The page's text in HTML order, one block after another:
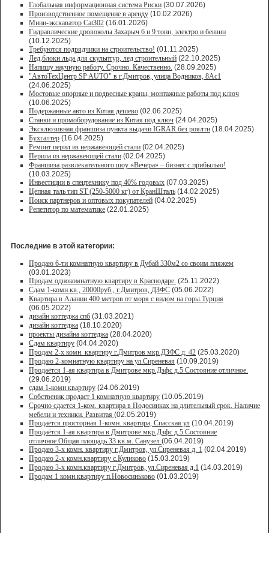
Глобальная информационная система Риски (30.07.2026)
Производственное помещение в аренду (10.02.2026)
Мини-экскаватор Cat302 (16.01.2026)
Гидравлические дровоколы Захарыч 6 и 9 тонн, электро и бензин
(10.12.2025)
Требуются подрядчики на строительство! (01.11.2025)
Лед,блоки льда для скульптур, лед строительный (22.10.2025)
Напишу научную работу. Срочно. Качественно. (28.09.2025)
"АвтоТехЦентр SP AUTO" в г.Дмитров, улица Водников, 8Ас1
(24.06.2025)
Мостовые опорные и подвесные краны, монтажные работы под ключ
(10.06.2025)
Подержанные авто из Китая дешево (02.06.2025)
Станки и промоборудование из Китая под ключ (24.04.2025)
Эксклюзивная франшиза пункта выдачи IGRAR без роялти (18.04.2025)
Бухгалтер (16.04.2025)
Ремонт перил из нержавеющей стали (02.04.2025)
Перила из нержавеющей стали (02.04.2025)
Франшиза развлекательного шоу «Вечера» – бизнес с прибылью!
(10.03.2025)
Инвестиции в спецтехнику под 40% годовых (07.03.2025)
Цепная таль тип ST (250-5000 кг) от КранШталь (14.02.2025)
Поиск партнеров и оптовых покупателей (04.02.2025)
Репетитор по математике (22.01.2025)
Последние в этой категории:
Продаю 6-ти комнатную квартиру в Дубай 330м2 со своим пляжем
(03.01.2023)
Продам однокомнатную квартиру в Краснодаре. (25.11.2022)
Сдам 1-комн.кв., 20000руб., г.Дмитров, ДЗФС (05.06.2022)
Квартира в Алании 400 метров от моря с видом на горы.Турция
(06.05.2022)
дизайн коттеджа спб (31.03.2021)
дизайн коттеджа (18.10.2020)
проекты дизайна коттеджа (28.04.2020)
Сдам квартиру (04.04.2020)
Продам 2-х комн. квартиру г.Дмитров мкр.ДЗФС д. 42 (25.03.2020)
Продаю 2-комнатную квартиру на ул.Сиреневая (10.09.2019)
Продаётся 1-ая квартира в Дмитрове мкр.Дзфс д.5 Состояние отличное.
(29.06.2019)
сдам 1-комн квартиру (24.06.2019)
Собственик продаст 1 комнатную квартиру (10.05.2019)
Срочно сдается 1-ком. квартира в Подосинках на длительный срок. Наличие
мебели и техники. Развитая (02.05.2019)
Продается просторная 1-комн. квартира, Спасская ул (10.04.2019)
Продаётся 1-ая квартира в Дмитрове мкр.Дзфс д.5 Состояние
отличное.Общая площадь 33 кв.м. Санузел (06.04.2019)
Продаю 3-х комн. квартиру г.Дмитров, ул.Сиреневая д. 1 (02.04.2019)
Продаю 2-х комн.квартиру с.Куликово (15.03.2019)
Продаю 3-х комн.квартиру г.Дмитров, ул.Сиреневая д.1 (14.03.2019)
Продам 1 комн.квартиру п.Новосиньково (01.03.2019)